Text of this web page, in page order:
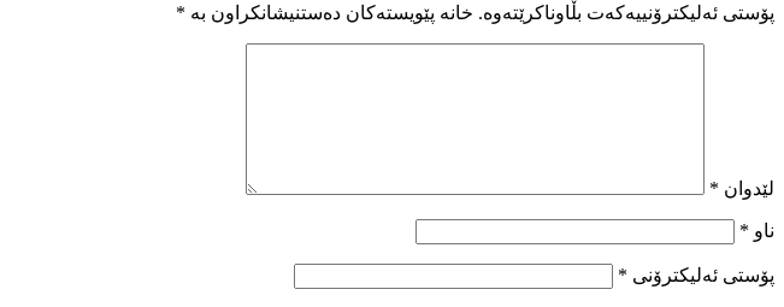
پۆستی ئەلیکترۆنییەکەت بڵاوناکرێتەوە. خانە پێویستەکان دەستنیشانکراون بە *
لێدوان *
ناو *
پۆستی ئەلیکترۆنی *